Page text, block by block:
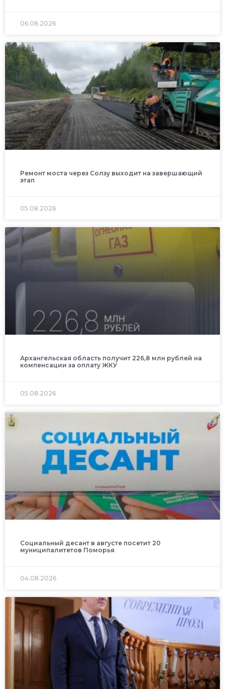
06.08.2026
Ремонт моста через Солзу выходит на завершающий
этап
05.08.2026
Архангельская область получит 226,8 млн рублей на
компенсации за оплату ЖКУ
05.08.2026
Социальный десант в августе посетит 20
муниципалитетов Поморья
04.08.2026